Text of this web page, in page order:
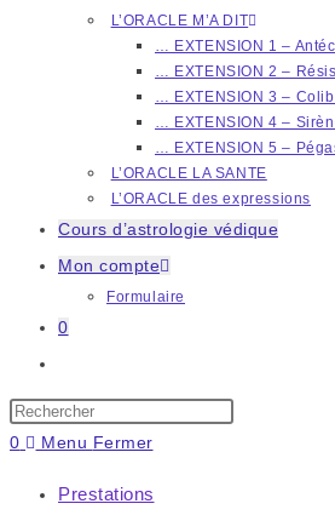
L’ORACLE M’A DIT
… EXTENSION 1 –
… EXTENSION 2 –
… EXTENSION 3 –
… EXTENSION 4 –
… EXTENSION 5 –
L’ORACLE LA SANTE
L’ORACLE des expressions
Cours d’astrologie védique
Mon compte
Formulaire
0
website
search
0 Menu Fermer
Prestations